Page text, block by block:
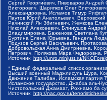
Сергей Георгиевич, Пивоваров
Викторович, Шарипков Олег
Александровна, Исламов Тимур
Паутов Юрий Анатольевич,
Рачинский Ян Збигневич, Жемкова
Николай Алексеевич, Блинушов
Владимировна, Баженова Светлана
Буртина Елена Юрьевна, Гендель
Подузов Сергей Васильевич,
Добровольская Анна Дмитриевна,
Петрович, Полякова Мара Федоровна,
Источник: http://unro.minjust.ru/
* Единый федеральный список
Высший военный Маджлисуль Шура,
Движение Талибан, Исламская партия
Исламское государство, Джабха аль-
Чистопольский Джамаат, Рохнамо ба
Источник: http://nac.gov.ru/